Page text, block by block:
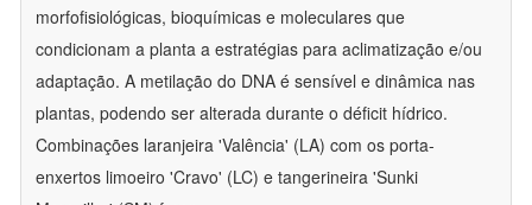
morfofisiológicas, bioquímicas e moleculares que
condicionam a planta a estratégias para aclimatização e/ou
adaptação. A metilação do DNA é sensível e dinâmica nas
plantas, podendo ser alterada durante o déficit hídrico.
Combinações laranjeira 'Valência' (LA) com os porta-
enxertos limoeiro 'Cravo' (LC) e tangerineira 'Sunki